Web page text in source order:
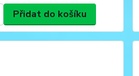
Přidat do košíku